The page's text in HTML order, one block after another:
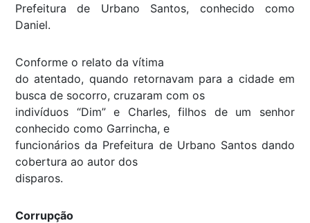
Prefeitura de Urbano Santos, conhecido como
Daniel.
Conforme o relato da vítima
do atentado, quando retornavam para a cidade em
busca de socorro, cruzaram com os
indivíduos “Dim” e Charles, filhos de um senhor
conhecido como Garrincha, e
funcionários da Prefeitura de Urbano Santos dando
cobertura ao autor dos
disparos.
Corrupção